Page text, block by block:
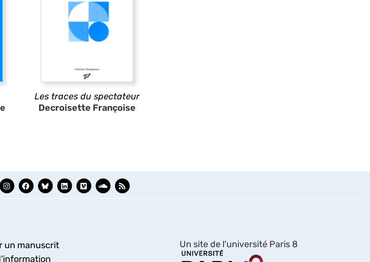
Les traces du spectateur
Decroisette Françoise
un manuscrit
Un site de l'université Paris 8